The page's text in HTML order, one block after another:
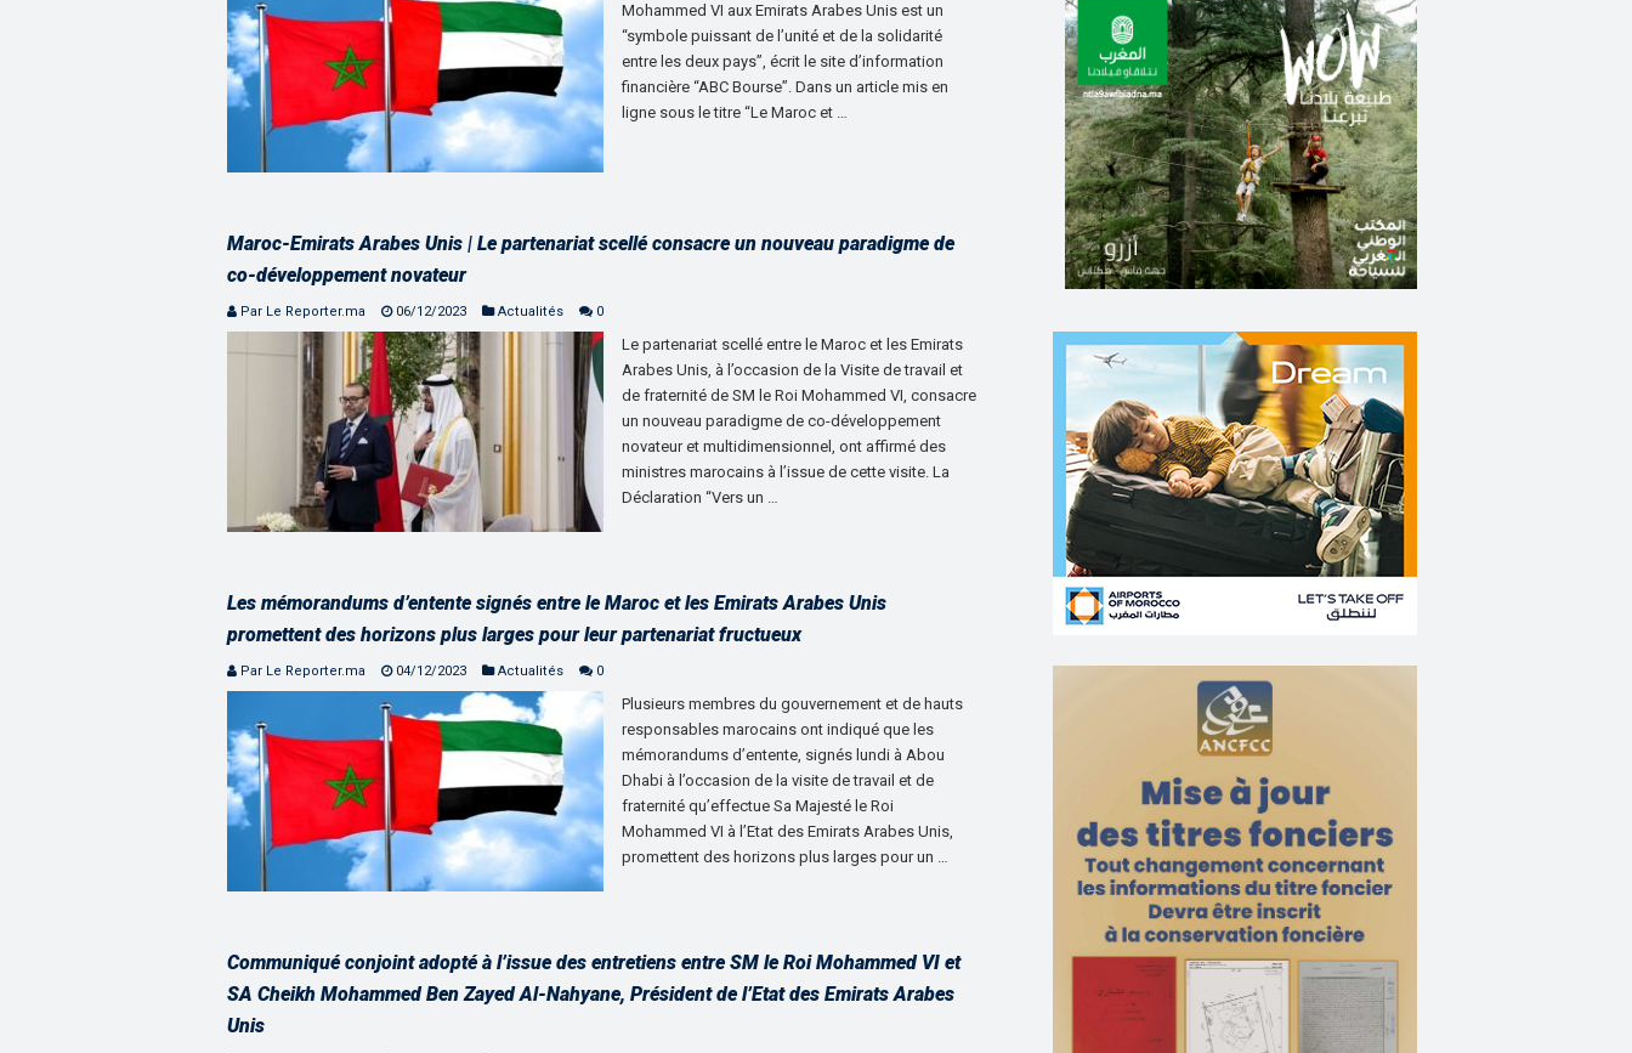
Mohammed VI aux Emirats Arabes Unis est un
“symbole puissant de l’unité et de la solidarité
entre les deux pays”, écrit le site d’information
financière “ABC Bourse”. Dans un article mis en
ligne sous le titre “Le Maroc et …
Maroc-Emirats Arabes Unis | Le partenariat scellé consacre un nouveau paradigme de
co-développement novateur
Par Le Reporter.ma 06/12/2023 Actualités 0
Le partenariat scellé entre le Maroc et les Emirats
Arabes Unis, à l’occasion de la Visite de travail et
de fraternité de SM le Roi Mohammed VI, consacre
un nouveau paradigme de co-développement
novateur et multidimensionnel, ont affirmé des
ministres marocains à l’issue de cette visite. La
Déclaration “Vers un …
Les mémorandums d’entente signés entre le Maroc et les Emirats Arabes Unis
promettent des horizons plus larges pour leur partenariat fructueux
Par Le Reporter.ma 04/12/2023 Actualités 0
Plusieurs membres du gouvernement et de hauts
responsables marocains ont indiqué que les
mémorandums d’entente, signés lundi à Abou
Dhabi à l’occasion de la visite de travail et de
fraternité qu’effectue Sa Majesté le Roi
Mohammed VI à l’Etat des Emirats Arabes Unis,
promettent des horizons plus larges pour un …
Communiqué conjoint adopté à l’issue des entretiens entre SM le Roi Mohammed VI et
SA Cheikh Mohammed Ben Zayed Al-Nahyane, Président de l’Etat des Emirats Arabes
Unis